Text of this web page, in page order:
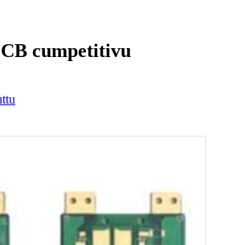
cumpetitivu